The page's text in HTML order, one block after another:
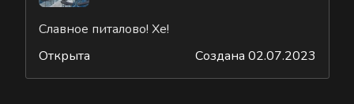
Славное питалово! Хе!
Открыта
Создана 02.07.2023